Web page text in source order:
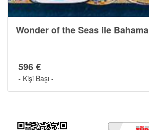
Wonder of the Seas ile
596 €
- Kişi Başı -